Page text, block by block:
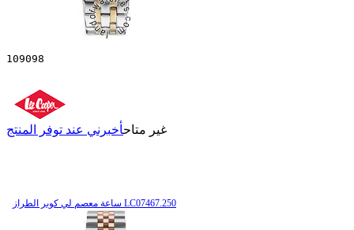
109098
غير متاحأخبرني عند توفر المنتج
ساعة معصم لي كوبر الطراز LC07467.250